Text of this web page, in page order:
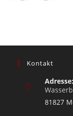
Kontakt
Adresse:
81827